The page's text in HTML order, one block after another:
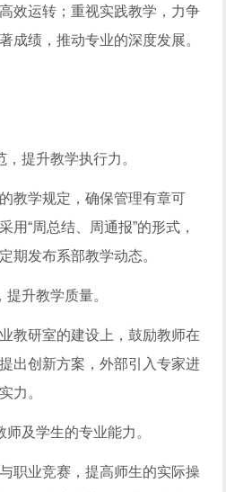
效运转；重视实践教学，力争
成绩，推动专业的深度发展。
提升教学执行力。
教学规定，确保管理有章可
用“周总结、周通报”的形式，
期发布系部教学动态。
升教学质量。
教研室的建设上，鼓励教师在
出创新方案，外部引入专家进
力。
及学生的专业能力。
职业竞赛，提高师生的实际操